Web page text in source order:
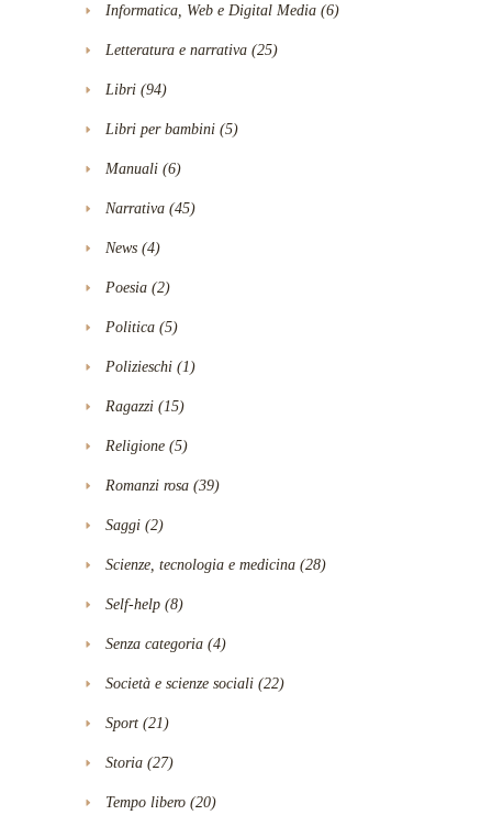
Informatica, Web e Digital Media (6)
Letteratura e narrativa (25)
Libri (94)
Libri per bambini (5)
Manuali (6)
Narrativa (45)
News (4)
Poesia (2)
Politica (5)
Polizieschi (1)
Ragazzi (15)
Religione (5)
Romanzi rosa (39)
Saggi (2)
Scienze, tecnologia e medicina (28)
Self-help (8)
Senza categoria (4)
Società e scienze sociali (22)
Sport (21)
Storia (27)
Tempo libero (20)